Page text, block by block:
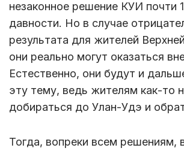
незаконное решение КУИ почти
давности. Но в случае
результата для жителей
они реально могут оказаться
Естественно, они будут и
эту тему, ведь жителям как-то
добираться до Улан-Удэ и
Тогда, вопреки всем решениям,